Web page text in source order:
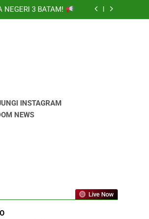
MURID KELAS X
Lingkungan Sekolah)
INSTAGRAM
NEWS
Live Now